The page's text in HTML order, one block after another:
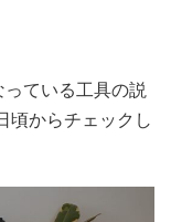
ている工具の説
頃からチェックし